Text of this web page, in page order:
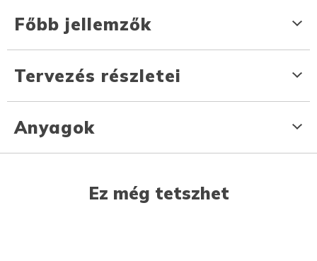
Főbb jellemzők
Tervezés részletei
Anyagok
Ez még tetszhet